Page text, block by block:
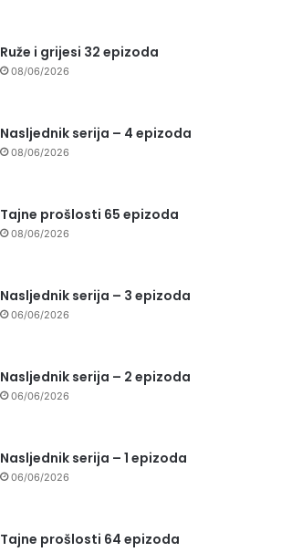
Ruže i grijesi 32 epizoda
08/06/2026
Nasljednik serija – 4 epizoda
08/06/2026
Tajne prošlosti 65 epizoda
08/06/2026
Nasljednik serija – 3 epizoda
06/06/2026
Nasljednik serija – 2 epizoda
06/06/2026
Nasljednik serija – 1 epizoda
06/06/2026
Tajne prošlosti 64 epizoda